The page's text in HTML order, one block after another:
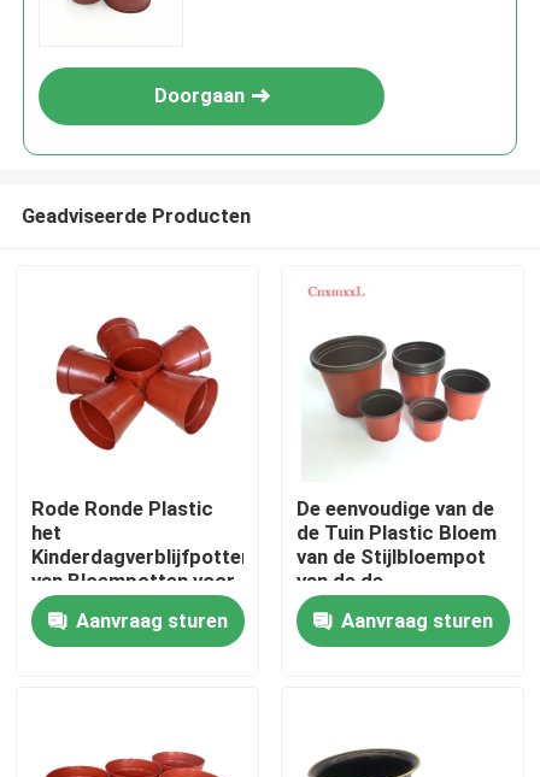
Huis
Producten
Doorgaan
Geadviseerde Producten
Rode Ronde Plastic
het
Kinderdagverblijfpotten
van Bloempotten voor
het Tuinieren een Pot
Aanvraag sturen
De eenvoudige van de
de Tuin Plastic Bloem
van de Stijlbloempot
van de de
Installatiepot Pot van
het de Grootte
Aanvraag sturen